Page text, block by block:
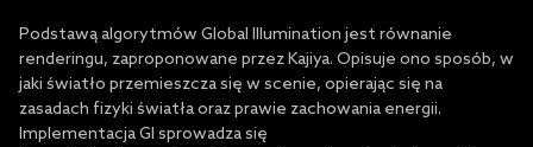
Podstawą algorytmów Global Illumination jest równanie
renderingu, zaproponowane przez Kajiya. Opisuje ono sposób, w
jaki światło przemieszcza się w scenie, opierając się na
zasadach fizyki światła oraz prawie zachowania energii.
Implementacja GI sprowadza się